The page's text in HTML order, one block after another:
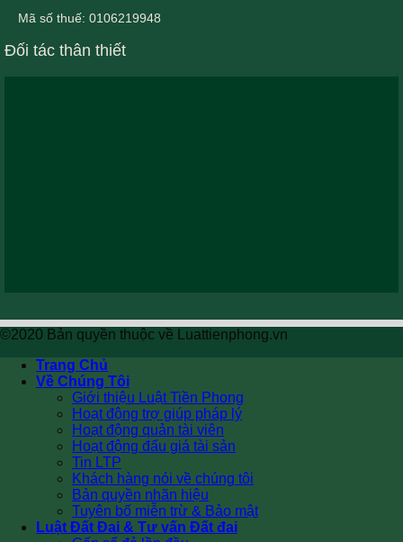
Mã số thuế: 0106219948
Đối tác thân thiết
©2020 Bản quyền thuộc về Luattienphong.vn
Trang Chủ
Về Chúng Tôi
Giới thiệu Luật Tiền Phong
Hoạt động trợ giúp pháp lý
Hoạt động quản tài viên
Hoạt động đấu giá tài sản
Tin LTP
Khách hàng nói về chúng tôi
Bản quyền nhãn hiệu
Tuyên bố miễn trừ & Bảo mật
Luật Đất Đai & Tư vấn Đất đai